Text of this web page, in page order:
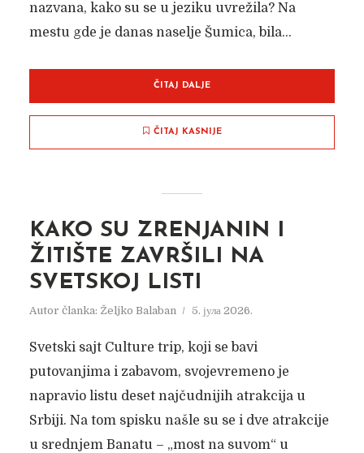
nazvana, kako su se u jeziku uvrežila? Na
mestu gde je danas naselje Šumica, bila...
ČITAJ DALJE
ČITAJ KASNIJE
KAKO SU ZRENJANIN I
ŽITIŠTE ZAVRŠILI NA
SVETSKOJ LISTI
Autor članka: Željko Balaban 5. јула 2026.
Svetski sajt Culture trip, koji se bavi
putovanjima i zabavom, svojevremeno je
napravio listu deset najčudnijih atrakcija u
Srbiji. Na tom spisku našle su se i dve atrakcije
u srednjem Banatu – „most na suvom“ u